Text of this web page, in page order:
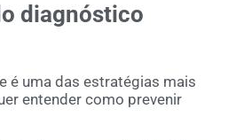
diagnóstico
é uma das estratégias mais
entender como prevenir